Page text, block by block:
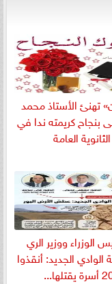
تهنئ الأستاذ محمد
بنجاح كريمته ندا في
الثانوية العامة
الوزراء ووزير الري
الجديد: أنقذوا